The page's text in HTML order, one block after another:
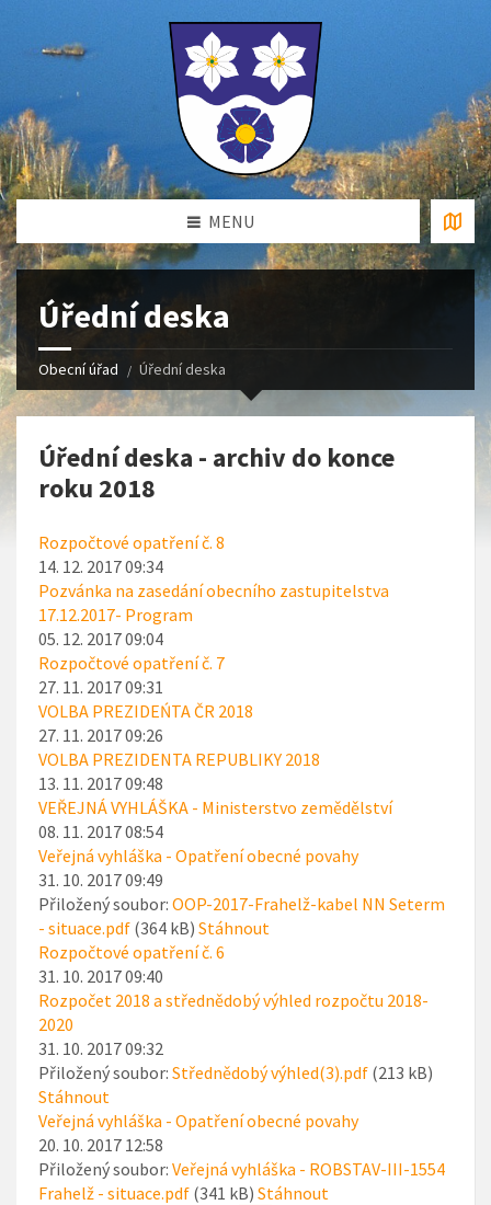
MENU
Úřední deska
Obecní úřad Úřední deska
Úřední deska - archiv do konce
roku 2018
Rozpočtové opatření č. 8
14. 12. 2017 09:34
Pozvánka na zasedání obecního zastupitelstva
17.12.2017- Program
05. 12. 2017 09:04
Rozpočtové opatření č. 7
27. 11. 2017 09:31
VOLBA PREZIDEŃTA ČR 2018
27. 11. 2017 09:26
VOLBA PREZIDENTA REPUBLIKY 2018
13. 11. 2017 09:48
VEŘEJNÁ VYHLÁŠKA - Ministerstvo zemědělství
08. 11. 2017 08:54
Veřejná vyhláška - Opatření obecné povahy
31. 10. 2017 09:49
Přiložený soubor: OOP-2017-Frahelž-kabel NN Seterm
- situace.pdf (364 kB) Stáhnout
Rozpočtové opatření č. 6
31. 10. 2017 09:40
Rozpočet 2018 a střednědobý výhled rozpočtu 2018-
2020
31. 10. 2017 09:32
Přiložený soubor: Střednědobý výhled(3).pdf (213 kB)
Stáhnout
Veřejná vyhláška - Opatření obecné povahy
20. 10. 2017 12:58
Přiložený soubor: Veřejná vyhláška - ROBSTAV-III-1554
Frahelž - situace.pdf (341 kB) Stáhnout